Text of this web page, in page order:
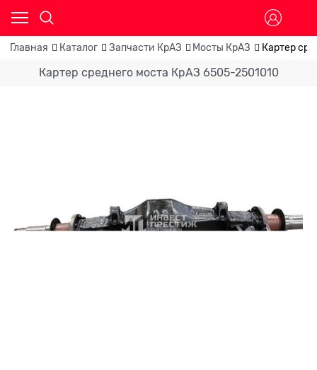
Главная Каталог Запчасти КрАЗ Мосты КрАЗ Картер
Картер среднего моста КрАЗ 6505-2501010